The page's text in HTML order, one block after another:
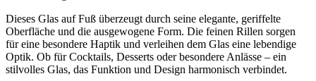
Dieses Glas auf Fuß überzeugt durch seine elegante, geriffelte
Oberfläche und die ausgewogene Form. Die feinen Rillen sorgen
für eine besondere Haptik und verleihen dem Glas eine lebendige
Optik. Ob für Cocktails, Desserts oder besondere Anlässe – ein
stilvolles Glas, das Funktion und Design harmonisch verbindet.